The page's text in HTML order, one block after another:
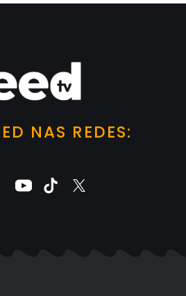
NAS REDES: